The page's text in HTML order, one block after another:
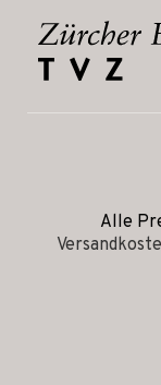
Alle